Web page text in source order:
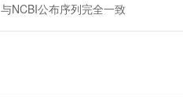
与NCBI公布序列完全一致